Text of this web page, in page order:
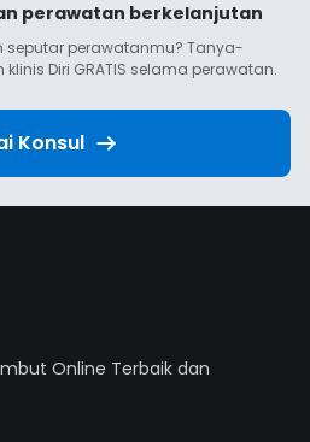
perawatan berkelanjutan
seputar perawatanmu? Tanya-
Diri GRATIS selama perawatan.
Konsul
Online Terbaik dan